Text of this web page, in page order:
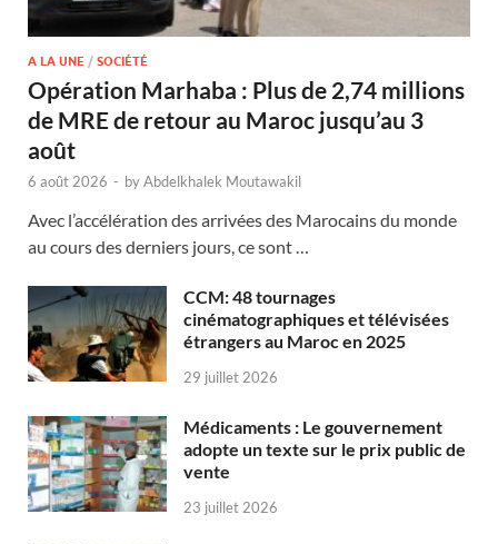
A LA UNE / SOCIÉTÉ
Opération Marhaba : Plus de 2,74 millions
de MRE de retour au Maroc jusqu’au 3
août
6 août 2026 - byAbdelkhalek Moutawakil
Avec l’accélération des arrivées des Marocains du monde
au cours des derniers jours, ce sont …
CCM: 48 tournages
cinématographiques et télévisées
étrangers au Maroc en 2025
29 juillet 2026
Médicaments : Le gouvernement
adopte un texte sur le prix public de
vente
23 juillet 2026